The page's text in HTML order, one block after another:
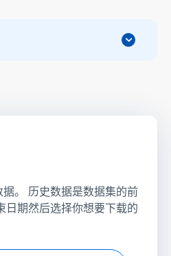
。 历史数据是数据集的前
日期然后选择你想要下载的